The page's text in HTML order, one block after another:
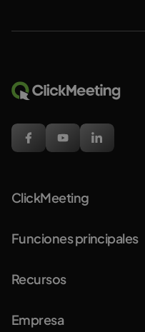
ClickMeeting
Funciones principales
Recursos
Empresa